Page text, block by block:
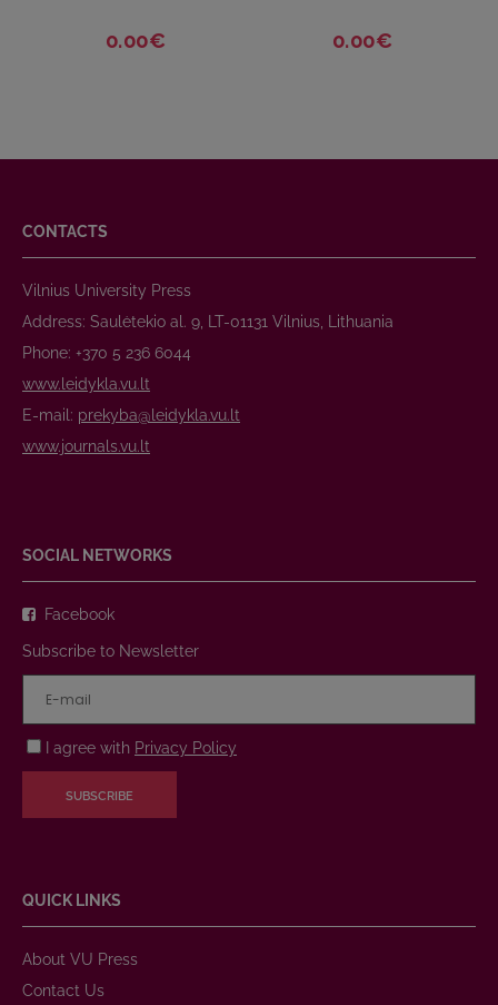
0.00€ 0.00€
CONTACTS
Vilnius University Press
Address: Saulėtekio al. 9, LT-01131 Vilnius, Lithuania
Phone: +370 5 236 6044
www.leidykla.vu.lt
E-mail: prekyba@leidykla.vu.lt
www.journals.vu.lt
SOCIAL NETWORKS
Facebook
Subscribe to Newsletter
I agree with Privacy Policy
SUBSCRIBE
QUICK LINKS
About VU Press
Contact Us